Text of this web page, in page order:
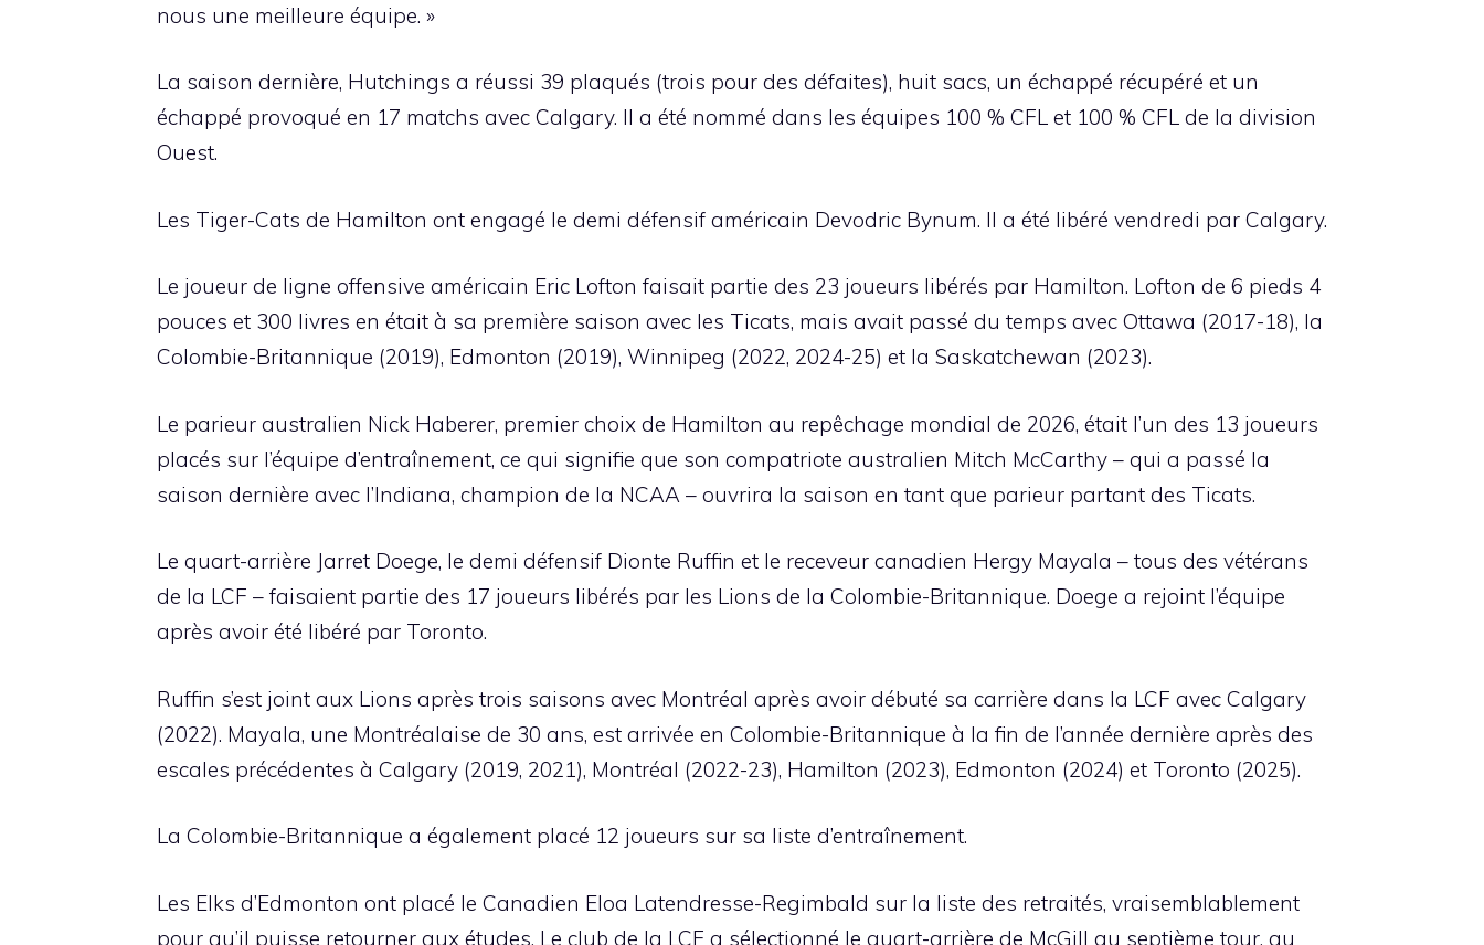
nous une meilleure équipe. »
La saison dernière, Hutchings a réussi 39 plaqués (trois pour des défaites), huit sacs, un échappé récupéré et un
échappé provoqué en 17 matchs avec Calgary. Il a été nommé dans les équipes 100 % CFL et 100 % CFL de la division
Ouest.
Les Tiger-Cats de Hamilton ont engagé le demi défensif américain Devodric Bynum. Il a été libéré vendredi par Calgary.
Le joueur de ligne offensive américain Eric Lofton faisait partie des 23 joueurs libérés par Hamilton. Lofton de 6 pieds 4
pouces et 300 livres en était à sa première saison avec les Ticats, mais avait passé du temps avec Ottawa (2017-18), la
Colombie-Britannique (2019), Edmonton (2019), Winnipeg (2022, 2024-25) et la Saskatchewan (2023).
Le parieur australien Nick Haberer, premier choix de Hamilton au repêchage mondial de 2026, était l’un des 13 joueurs
placés sur l’équipe d’entraînement, ce qui signifie que son compatriote australien Mitch McCarthy – qui a passé la
saison dernière avec l’Indiana, champion de la NCAA – ouvrira la saison en tant que parieur partant des Ticats.
Le quart-arrière Jarret Doege, le demi défensif Dionte Ruffin et le receveur canadien Hergy Mayala – tous des vétérans
de la LCF – faisaient partie des 17 joueurs libérés par les Lions de la Colombie-Britannique. Doege a rejoint l’équipe
après avoir été libéré par Toronto.
Ruffin s’est joint aux Lions après trois saisons avec Montréal après avoir débuté sa carrière dans la LCF avec Calgary
(2022). Mayala, une Montréalaise de 30 ans, est arrivée en Colombie-Britannique à la fin de l’année dernière après des
escales précédentes à Calgary (2019, 2021), Montréal (2022-23), Hamilton (2023), Edmonton (2024) et Toronto (2025).
La Colombie-Britannique a également placé 12 joueurs sur sa liste d’entraînement.
Les Elks d’Edmonton ont placé le Canadien Eloa Latendresse-Regimbald sur la liste des retraités, vraisemblablement
pour qu’il puisse retourner aux études. Le club de la LCF a sélectionné le quart-arrière de McGill au septième tour, au